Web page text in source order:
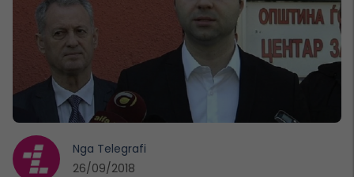
Nga Telegrafi
26/09/2018